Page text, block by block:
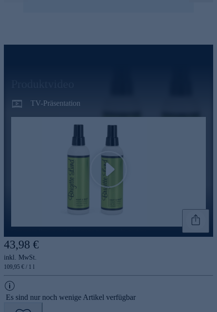
TV-Präsentation
Play
43,98 €
inkl. MwSt.
109,95 € / 1 l
Es sind nur noch wenige Artikel verfügbar